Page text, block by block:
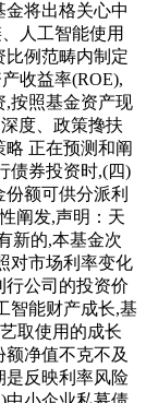
将出格关心中
人工智能使用
例范畴内制定
收益率(ROE),
,按照基金资产现
度、政策搀扶
正在预测和阐
债券投资时,(四)
额可供分派利
阐发,声明：天
新的,本基金次
对市场利率变化
行公司的投资价
智能财产成长,基
取使用的成长
净值不克不及
是反映利率风险